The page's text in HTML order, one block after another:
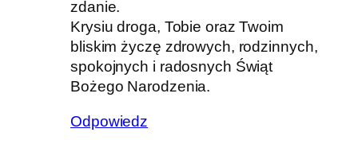
zdanie.
Krysiu droga, Tobie oraz Twoim
bliskim życzę zdrowych, rodzinnych,
spokojnych i radosnych Świąt
Bożego Narodzenia.
Odpowiedz